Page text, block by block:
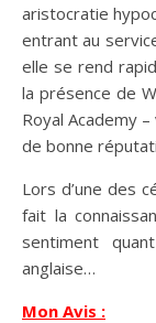
aristocratie
entrant au
elle se rend
la présence de
Royal Academy
de bonne
Lors d’une des
fait la
sentiment
anglaise…
Mon Avis :